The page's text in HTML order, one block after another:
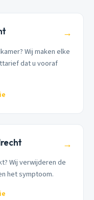
→
Wij maken elke
dat u vooraf
→
Wij verwijderen de
het symptoom.